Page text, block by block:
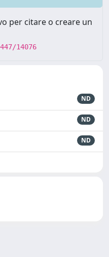
per citare o creare un
14076
ND
ND
ND